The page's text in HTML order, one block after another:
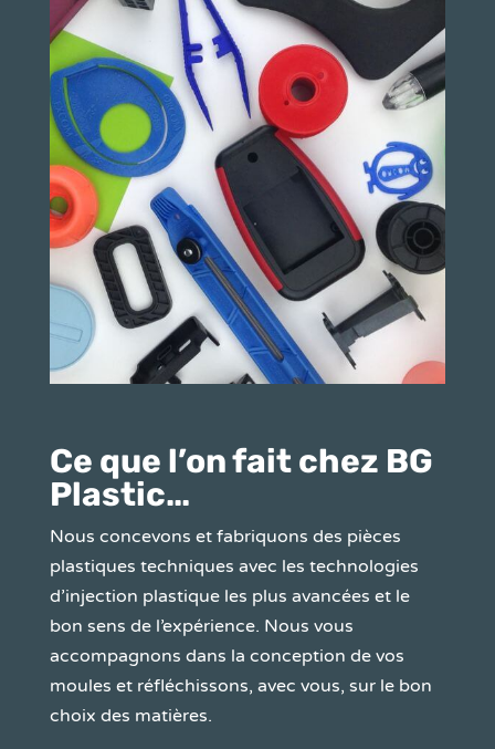
Ce que l’on fait chez BG
Plastic…
Nous concevons et fabriquons des pièces
plastiques techniques avec les technologies
d’injection plastique les plus avancées et le
bon sens de l’expérience. Nous vous
accompagnons dans la conception de vos
moules et réfléchissons, avec vous, sur le bon
choix des matières.